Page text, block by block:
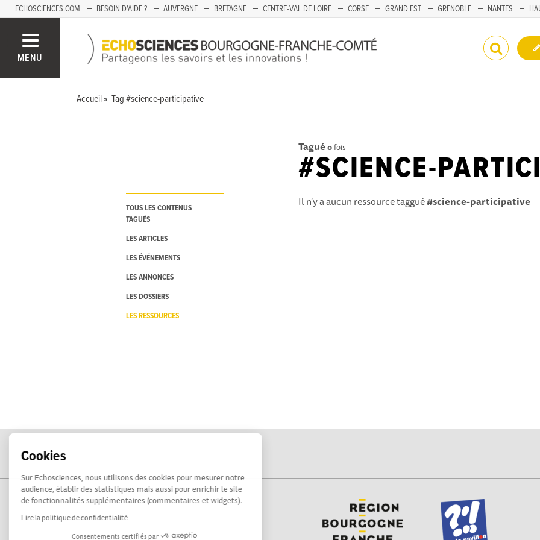
Cookies
Sur Echosciences, nous utilisons des cookies pour mesurer notre
audience, établir des statistiques mais aussi pour enrichir le site
de fonctionnalités supplémentaires (commentaires et widgets).
Lire la politique de confidentialité
Consentements certifiés par
ECHOSCIENCES.COM BESOIN D'AIDE ? AUVERGNE BRETAGNE CENTRE-VAL DE LOIRE CORSE GRAND EST GRENOBLE NANTES
MENU
Accueil Tag #science-participative
TOUS LES CONTENUS
TAGUÉS
LES ARTICLES
LES ÉVÉNEMENTS
LES ANNONCES
LES DOSSIERS
LES RESSOURCES
Tagué 0fois
#SCIENCE-
Il n'y a aucun ressource taggué#science-participative